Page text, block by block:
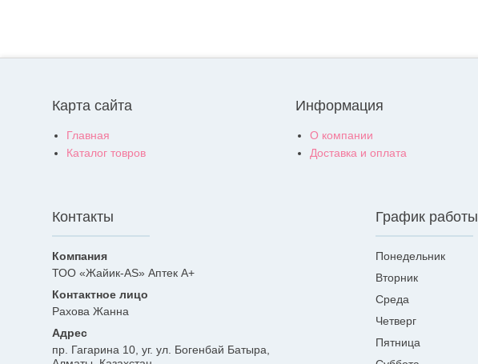
Карта сайта
Главная
Каталог товров
Информация
О компании
Доставка и оплата
Контакты
ТОО «Жайик-AS» Аптек А+
Рахова Жанна
пр. Гагарина 10, уг. ул. Богенбай Батыра,
График работы
Понедельник
Вторник
Среда
Четверг
Пятница